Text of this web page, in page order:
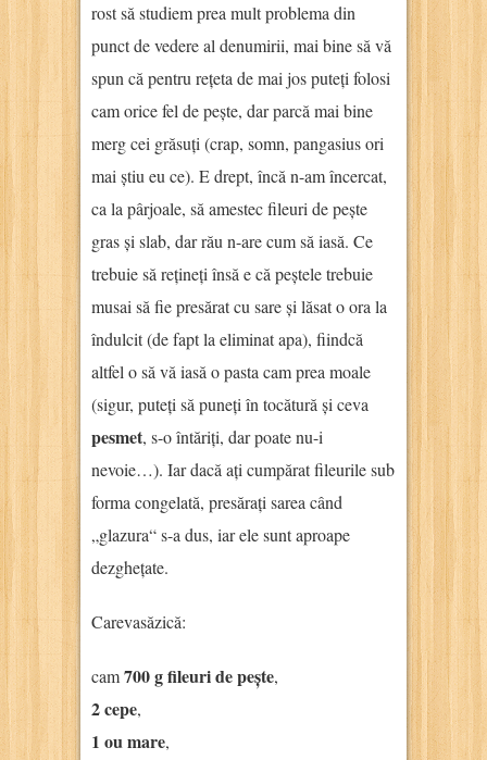
rost să studiem prea mult problema din
punct de vedere al denumirii, mai bine să vă
spun că pentru rețeta de mai jos puteți folosi
cam orice fel de pește, dar parcă mai bine
merg cei grăsuți (crap, somn, pangasius ori
mai știu eu ce). E drept, încă n-am încercat,
ca la pârjoale, să amestec fileuri de pește
gras și slab, dar rău n-are cum să iasă. Ce
trebuie să rețineți însă e că peștele trebuie
musai să fie presărat cu sare și lăsat o ora la
îndulcit (de fapt la eliminat apa), fiindcă
altfel o să vă iasă o pasta cam prea moale
(sigur, puteți să puneți în tocătură și ceva
pesmet, s-o întăriți, dar poate nu-i
nevoie…). Iar dacă ați cumpărat fileurile sub
forma congelată, presărați sarea când
„glazura“ s-a dus, iar ele sunt aproape
dezghețate.
Carevasăzică:
cam700 g fileuri de pește,
2 cepe,
1 ou mare,